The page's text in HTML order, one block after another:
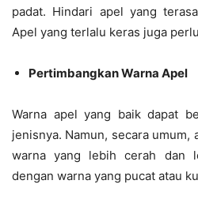
padat. Hindari apel yang
Apel yang terlalu keras juga
Pertimbangkan Warna Apel
Warna apel yang baik dapat
jenisnya. Namun, secara umum,
warna yang lebih cerah dan
dengan warna yang pucat atau